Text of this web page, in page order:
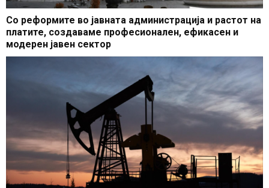
Со реформите во јавната администрација и растот на
платите, создаваме професионален, ефикасен и
модерен јавен сектор